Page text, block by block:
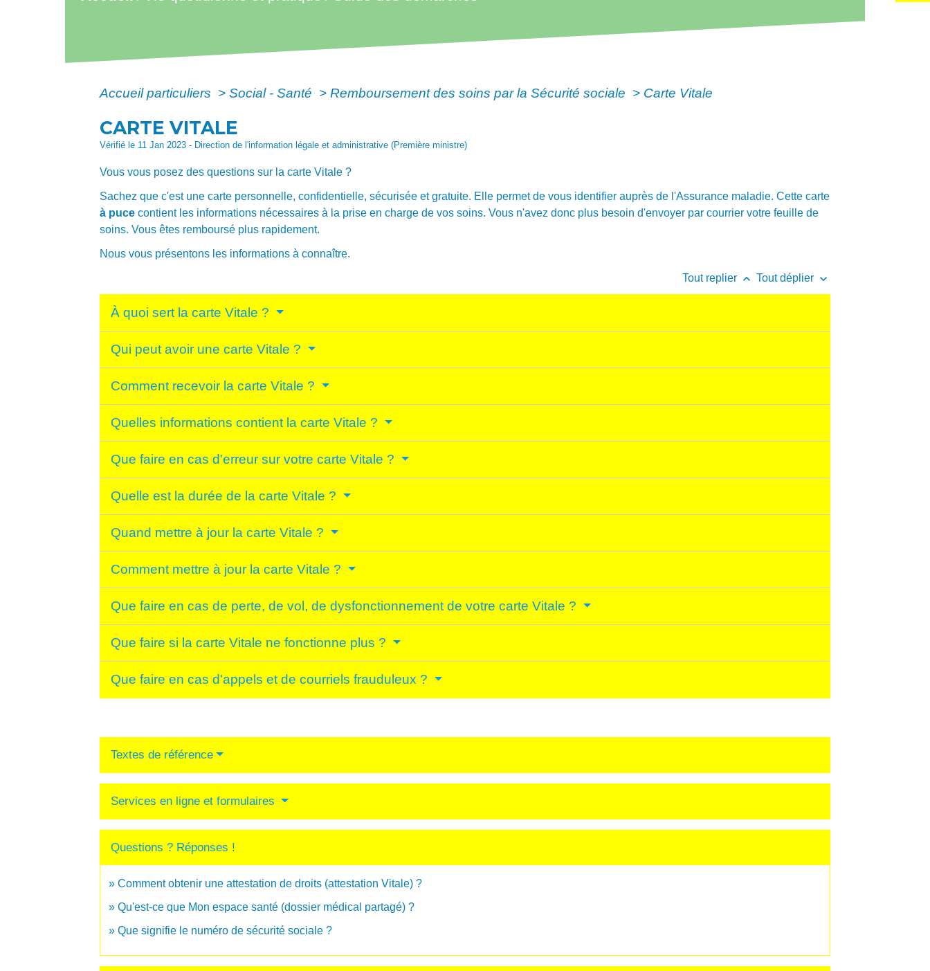
Accueil particuliers > Social - Santé > Remboursement des soins par la Sécurité sociale > Carte Vitale
CARTE VITALE
Vérifié le 11 Jan 2023 - Direction de l'information légale et administrative (Première ministre)
Vous vous posez des questions sur la carte Vitale ?
Sachez que c'est une carte personnelle, confidentielle, sécurisée et gratuite. Elle permet de vous identifier auprès de l'Assurance maladie. Cette carte
à puce contient les informations nécessaires à la prise en charge de vos soins. Vous n'avez donc plus besoin d'envoyer par courrier votre feuille de
soins. Vous êtes remboursé plus rapidement.
Nous vous présentons les informations à connaître.
Tout replier keyboard_arrow_up Tout déplier keyboard_arrow_down
À quoi sert la carte Vitale ?
Qui peut avoir une carte Vitale ?
Comment recevoir la carte Vitale ?
Quelles informations contient la carte Vitale ?
Que faire en cas d'erreur sur votre carte Vitale ?
Quelle est la durée de la carte Vitale ?
Quand mettre à jour la carte Vitale ?
Comment mettre à jour la carte Vitale ?
Que faire en cas de perte, de vol, de dysfonctionnement de votre carte Vitale ?
Que faire si la carte Vitale ne fonctionne plus ?
Que faire en cas d'appels et de courriels frauduleux ?
Textes de référence
Services en ligne et formulaires
Questions ? Réponses !
Comment obtenir une attestation de droits (attestation Vitale) ?
Qu'est-ce que Mon espace santé (dossier médical partagé) ?
Que signifie le numéro de sécurité sociale ?